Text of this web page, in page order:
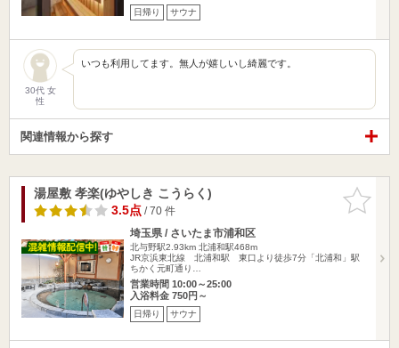
日帰り サウナ
30代 女
性
いつも利用してます。無人が嬉しいし綺麗です。
関連情報から探す
お気に入
りに追加
湯屋敷 孝楽(ゆやしき こうらく)
3.5点/ 70 件
埼玉県 / さいたま市浦和区
北与野駅2.93km 北浦和駅468m
JR京浜東北線 北浦和駅 東口より徒歩7分「北浦和」駅
ちかく元町通り…
営業時間 10:00～25:00
入浴料金 750円～
日帰り サウナ